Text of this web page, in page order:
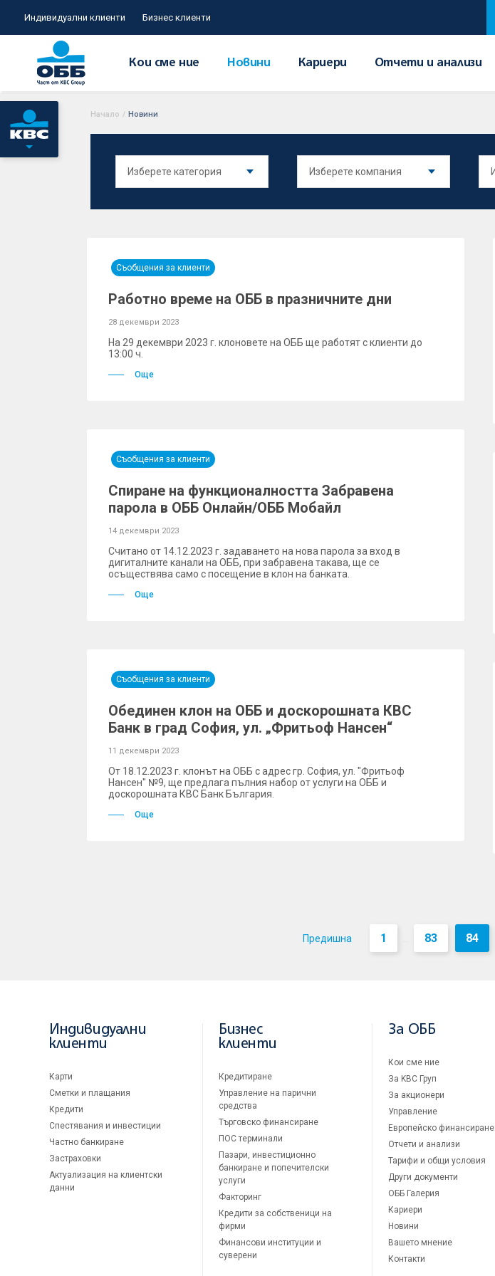
Индивидуални клиенти Бизнес клиенти
Кои сме ние Новини Кариери Отчети и анализи
Начало / Новини
Съобщения за клиенти
Работно време на ОББ в празничните дни
28 декември 2023
На 29 декември 2023 г. клоновете на ОББ ще работят с клиенти до
13:00 ч.
Още
Съобщения за клиенти
Спиране на функционалността Забравена
парола в ОББ Онлайн/ОББ Мобайл
14 декември 2023
Считано от 14.12.2023 г. задаването на нова парола за вход в
дигиталните канали на ОББ, при забравена такава, ще се
осъществява само с посещение в клон на банката.
Още
Съобщения за клиенти
Обединен клон на ОББ и доскорошната КBC
Банк в град София, ул. „Фритьоф Нансен“
11 декември 2023
От 18.12.2023 г. клонът на ОББ с адрес гр. София, ул. "Фритьоф
Нансен" №9, ще предлага пълния набор от услуги на ОББ и
доскорошната КВС Банк България.
Още
Предишна 1 ... 83 84
Индивидуални
клиенти
Карти
Сметки и плащания
Кредити
Спестявания и инвестиции
Частно банкиране
Застраховки
Актуализация на клиентски
данни
Бизнес
клиенти
Кредитиране
Управление на парични
средства
Търговско финансиране
ПОС терминали
Пазари, инвестиционно
банкиране и попечителски
услуги
Факторинг
Кредити за собственици на
фирми
Финансови институции и
суверени
За ОББ
Кои сме ние
За KBC Груп
За акционери
Управление
Европейско финансиране
Отчети и анализи
Тарифи и общи условия
Други документи
ОББ Галерия
Кариери
Новини
Вашето мнение
Контакти